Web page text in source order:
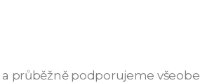
podporujeme